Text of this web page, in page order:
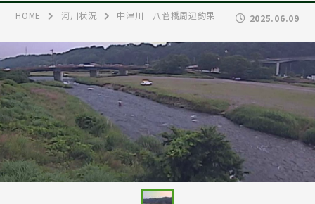
HOME 河川状況 中津川 八菅橋周辺釣果 2025.06.09